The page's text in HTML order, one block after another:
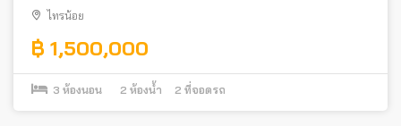
ไทรน้อย
฿ 1,500,000
3 ห้องนอน 2 ห้องน้ำ 2 ที่จอดรถ